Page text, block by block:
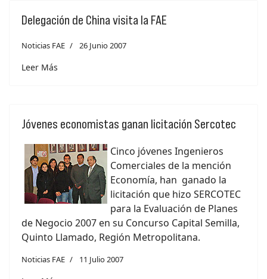
Delegación de China visita la FAE
Noticias FAE 26 Junio 2007
Leer Más
Jóvenes economistas ganan licitación Sercotec
Cinco jóvenes Ingenieros
Comerciales de la mención
Economía, han ganado la
licitación que hizo SERCOTEC
para la Evaluación de Planes
de Negocio 2007 en su Concurso Capital Semilla,
Quinto Llamado, Región Metropolitana.
Noticias FAE 11 Julio 2007